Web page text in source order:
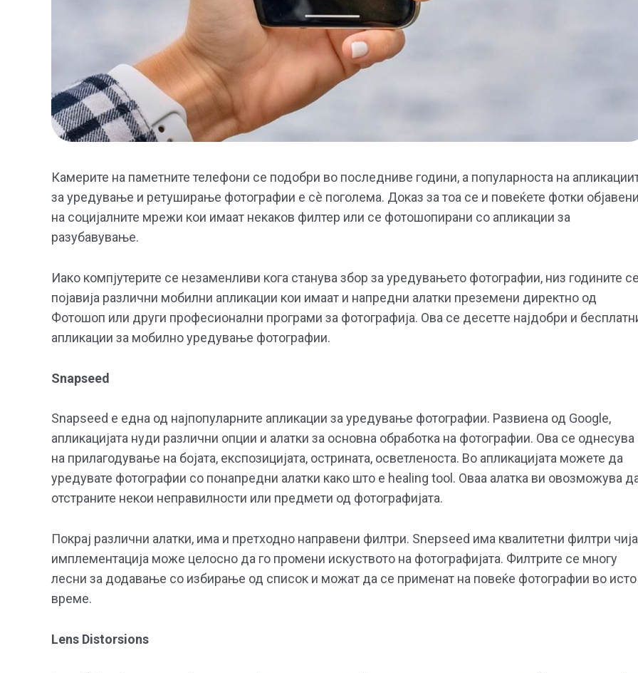
Камерите на паметните телефони се подобри во последниве години, а популарноста на
за уредување и ретуширање фотографии е сè поголема. Доказ за тоа се и повеќете фотки
на социјалните мрежи кои имаат некаков филтер или се фотошопирани со апликации за
разубавување.
Иако компјутерите се незаменливи кога станува збор за уредувањето фотографии, низ годините
појавија различни мобилни апликации кои имаат и напредни алатки преземени директно од
Фотошоп или други професионални програми за фотографија. Ова се десетте најдобри и
апликации за мобилно уредување фотографии.
Snapseed
Snapseed е една од најпопуларните апликации за уредување фотографии. Развиена од Google,
апликацијата нуди различни опции и алатки за основна обработка на фотографии. Ова се однесува
на прилагодување на бојата, експозицијата, острината, осветленоста. Во апликацијата можете да
уредувате фотографии со понапредни алатки како што е healing tool. Оваа алатка ви овозможува
отстраните некои неправилности или предмети од фотографијата.
Покрај различни алатки, има и претходно направени филтри. Snepseed има квалитетни филтри чија
имплементација може целосно да го промени искуството на фотографијата. Филтрите се многу
лесни за додавање со избирање од список и можат да се применат на повеќе фотографии во исто
време.
Lens Distorsions